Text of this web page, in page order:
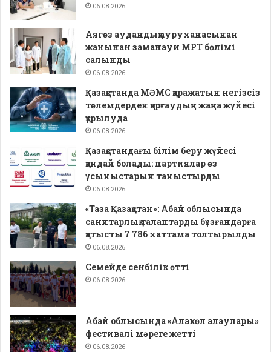
06.08.2026
Аягөз аудандық ауруханасынан
жанынан заманауи МРТ бөлімі
салынды
06.08.2026
Қазақстанда МӘМС қаражатын негізсіз
төлемдерден қорғаудың жаңа жүйесі
құрылуда
06.08.2026
Қазақстандағы білім беру жүйесі
қандай болады: партиялар өз
ұсыныстарын таныстырды
06.08.2026
«Таза Қазақстан»: Абай облысында
санитарлық талаптарды бұзғандарға
қатысты 7 786 хаттама толтырылды
06.08.2026
Семейде сенбілік өтті
06.08.2026
Абай облысында «Алакөл алаулары»
фестивалі мәреге жетті
06.08.2026